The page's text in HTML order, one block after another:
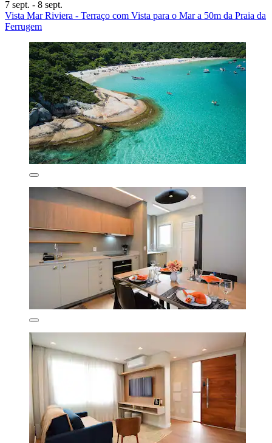
7 sept. - 8 sept.
Vista Mar Riviera - Terraço com Vista para o Mar a 50m da Praia da
Ferrugem